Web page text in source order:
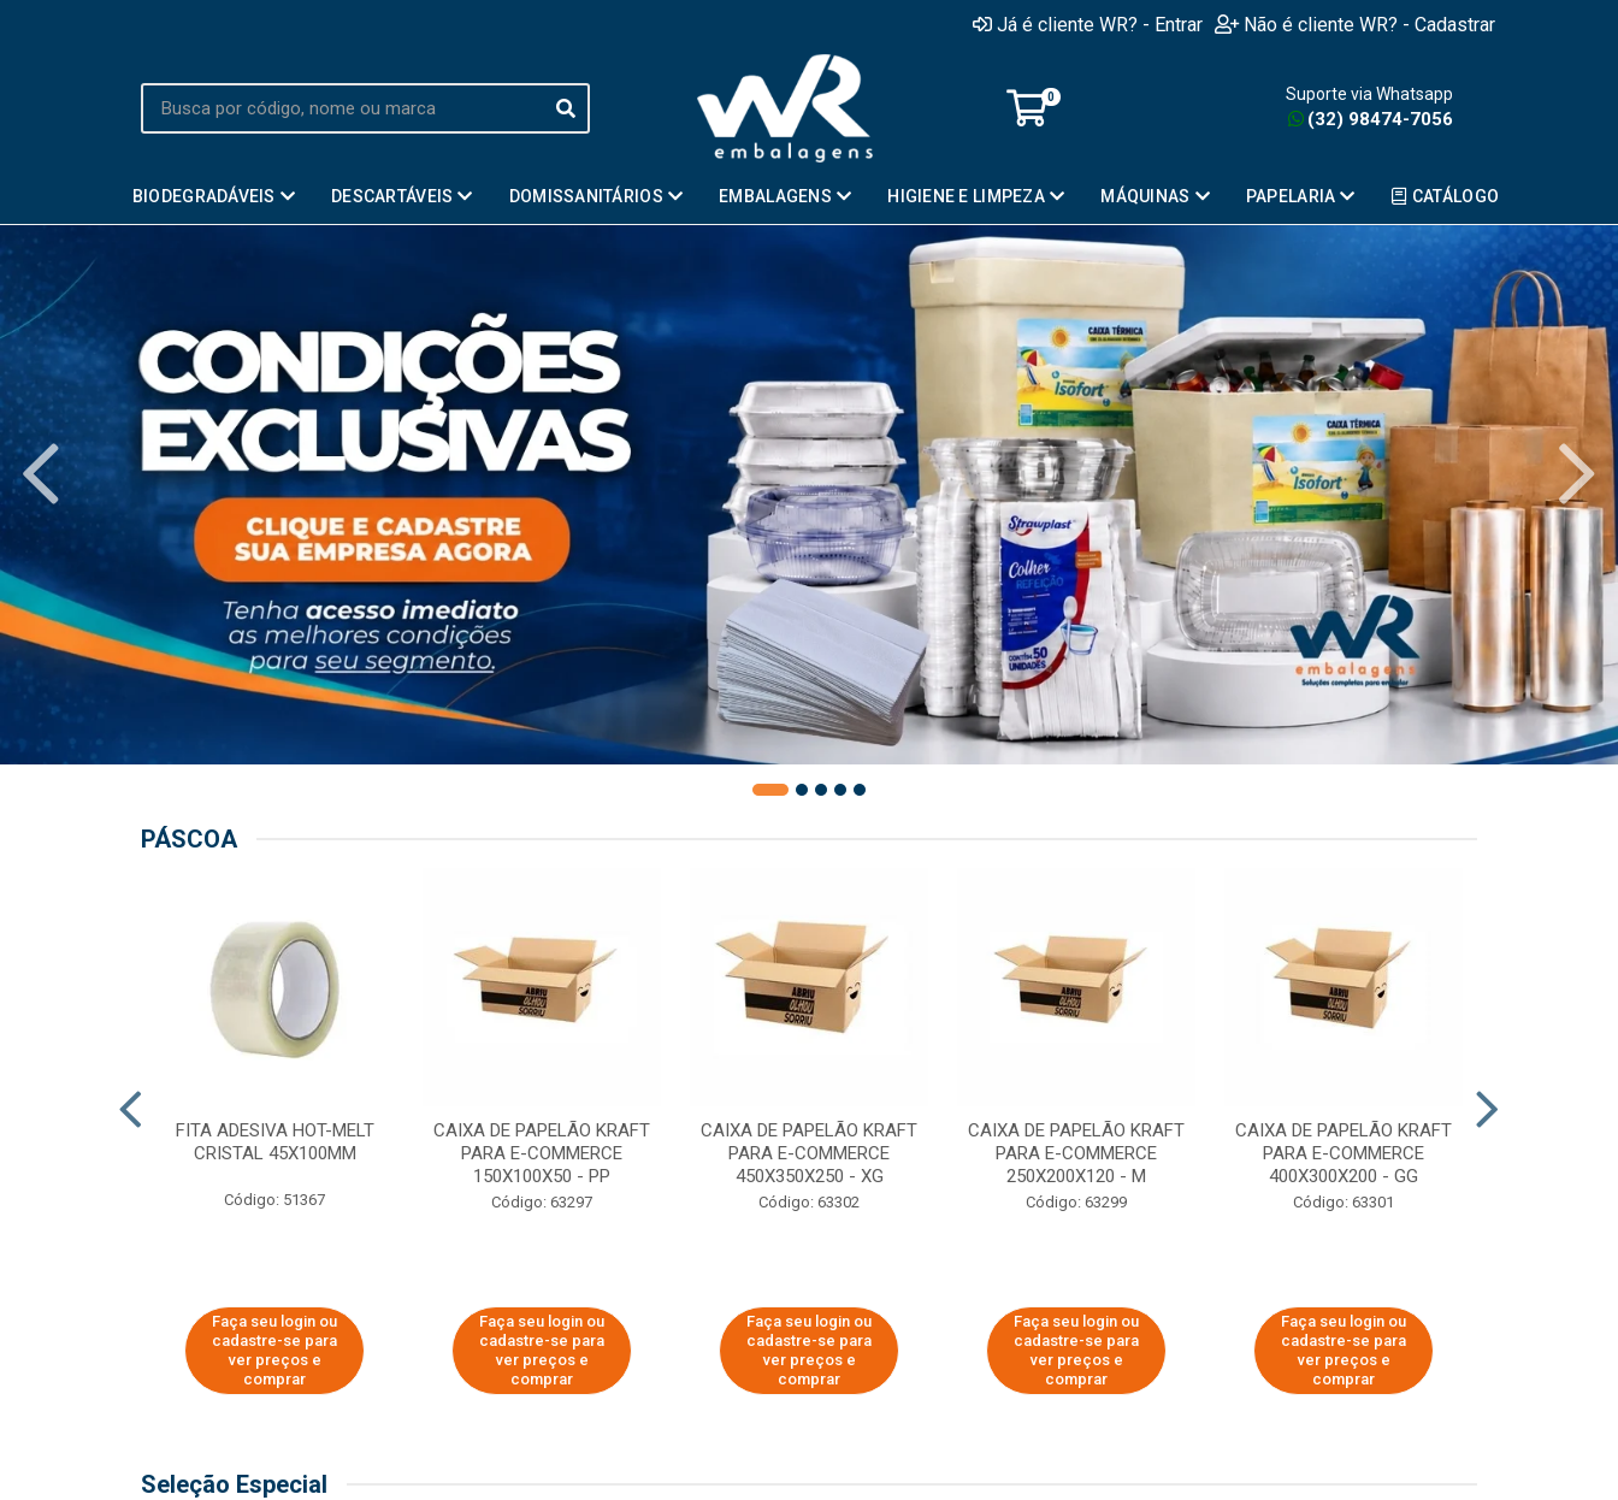
Já é cliente WR? - Entrar Não é cliente WR? - Cadastrar
0 Suporte via Whatsapp
(32) 98474-7056
BIODEGRADÁVEIS DESCARTÁVEIS DOMISSANITÁRIOS EMBALAGENS HIGIENE E LIMPEZA MÁQUINAS PAPELARIA CATÁLOGO
PÁSCOA
FITA ADESIVA HOT-MELT
CRISTAL 45X100MM
Código: 51367
Faça seu login ou
cadastre-se para
ver preços e
comprar
CAIXA DE PAPELÃO KRAFT
PARA E-COMMERCE
150X100X50 - PP
Código: 63297
Faça seu login ou
cadastre-se para
ver preços e
comprar
CAIXA DE PAPELÃO KRAFT
PARA E-COMMERCE
450X350X250 - XG
Código: 63302
Faça seu login ou
cadastre-se para
ver preços e
comprar
CAIXA DE PAPELÃO KRAFT
PARA E-COMMERCE
250X200X120 - M
Código: 63299
Faça seu login ou
cadastre-se para
ver preços e
comprar
CAIXA DE PAPELÃO KRAFT
PARA E-COMMERCE
400X300X200 - GG
Código: 63301
Faça seu login ou
cadastre-se para
ver preços e
comprar
Seleção Especial